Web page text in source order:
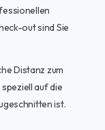
out sind Sie
Distanz zum
auf die
ist.